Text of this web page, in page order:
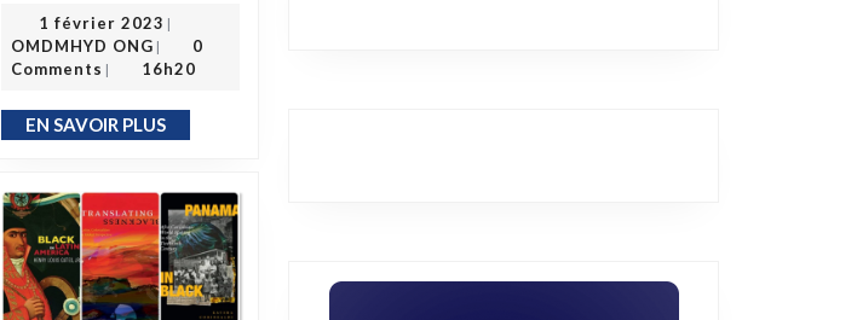
1 février 2023 1 février 2023
|
OMDMHYD ONG
OMDMHYD ONG
|
0
Comments | 16h20
EN SAVOIR PLUSEN SAVOIR PLUS